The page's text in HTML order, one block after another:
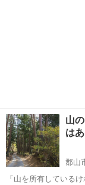
山
は
郡山
「山を所有している